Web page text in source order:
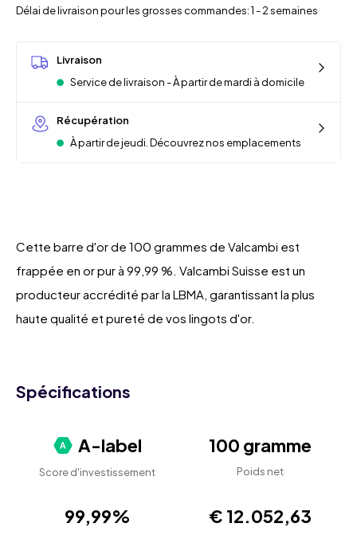
Délai de livraison pour les grosses commandes: 1 - 2 semaines
Livraison
Service de livraison - À partir de mardi à domicile
Récupération
À partir de jeudi. Découvrez nos emplacements
Cette barre d'or de 100 grammes de Valcambi est
frappée en or pur à 99,99 %. Valcambi Suisse est un
producteur accrédité par la LBMA, garantissant la plus
haute qualité et pureté de vos lingots d'or.
Spécifications
A-label
Score d'investissement
100 gramme
Poids net
99,99% € 12.052,63